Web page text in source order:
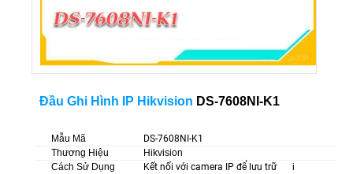
Đầu Ghi Hình IP Hikvision DS-7608NI-K1
Mẫu Mã
DS-7608NI-K1
Thương Hiệu
Hikvision
Cách Sử Dụng
Kết nối với camera IP để lưu trữ i